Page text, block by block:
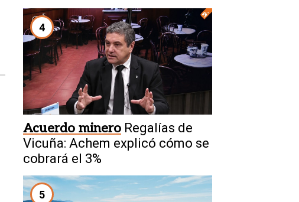
4
Acuerdo minero Regalías de
Vicuña: Achem explicó cómo se
cobrará el 3%
5